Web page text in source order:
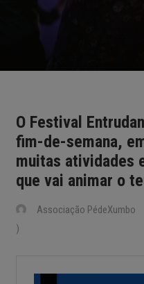
O Festival
fim-de-semana,
muitas atividades
que vai animar o
Associação PédeXumbo
)